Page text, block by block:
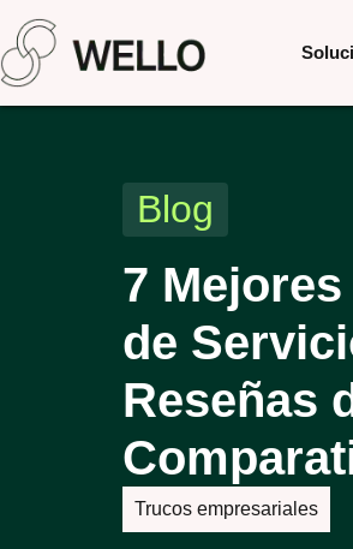
Blog
7
de
Reseñas
Trucos empresariales